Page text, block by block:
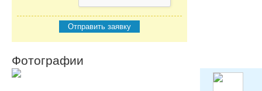
Отправить заявку
Фотографии